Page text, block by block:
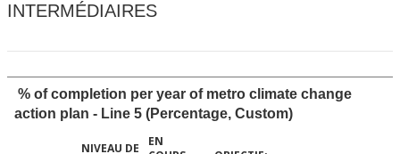
INTERMÉDIAIRES
% of completion per year of metro climate change
action plan - Line 5 (Percentage, Custom)